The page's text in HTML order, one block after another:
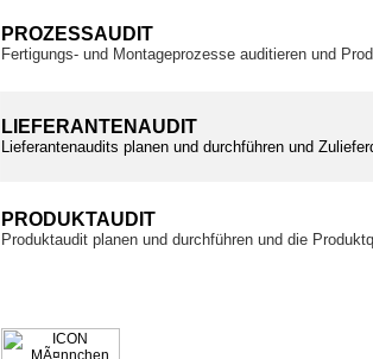
PROZESSAUDIT
Fertigungs- und Montageprozesse auditieren und
LIEFERANTENAUDIT
Lieferantenaudits planen und durchführen und
PRODUKTAUDIT
Produktaudit planen und durchführen und die